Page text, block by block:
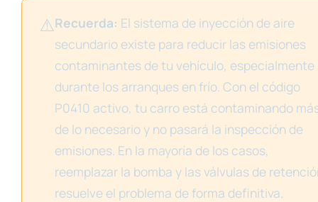
⚠️Recuerda: El sistema de inyección de aire
secundario existe para reducir las emisiones
contaminantes de tu vehículo, especialmente
durante los arranques en frío. Con el código
P0410 activo, tu carro está contaminando
de lo necesario y no pasará la inspección de
emisiones. En la mayoría de los casos,
reemplazar la bomba y las válvulas de
resuelve el problema de forma definitiva.